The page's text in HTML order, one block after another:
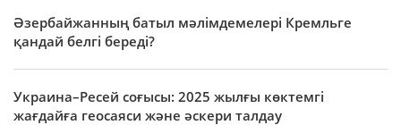
Әзербайжанның батыл мәлімдемелері Кремльге
қандай белгі береді?
Украина–Ресей соғысы: 2025 жылғы көктемгі
жағдайға геосаяси және әскери талдау